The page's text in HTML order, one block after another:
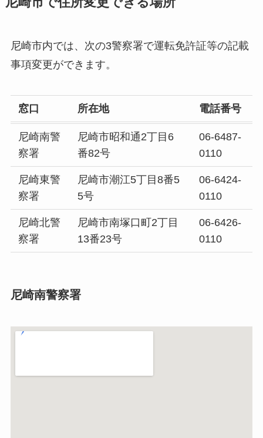
尼崎市内では、次の3警察署で運転免許証等の記載
事項変更ができます。
窓口 所在地 電話番号
尼崎南警
察署
尼崎市昭和通2丁目6
番82号
06-6487-
0110
尼崎東警
察署
尼崎市潮江5丁目8番5
5号
06-6424-
0110
尼崎北警
察署
尼崎市南塚口町2丁目
13番23号
06-6426-
0110
尼崎南警察署